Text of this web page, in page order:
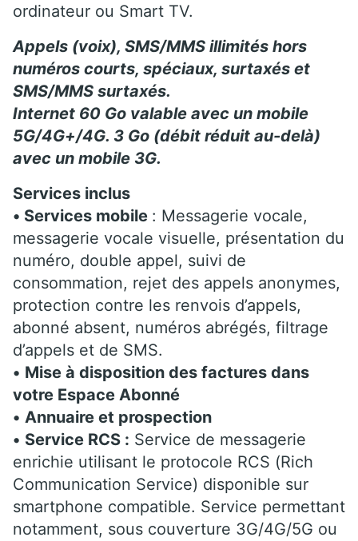
ordinateur ou Smart TV.
Appels (voix), SMS/MMS illimités hors
numéros courts, spéciaux, surtaxés et
SMS/MMS surtaxés.
Internet 60 Go valable avec un mobile
5G/4G+/4G. 3 Go (débit réduit au-delà)
avec un mobile 3G.
Services inclus
• Services mobile : Messagerie vocale,
messagerie vocale visuelle, présentation du
numéro, double appel, suivi de
consommation, rejet des appels anonymes,
protection contre les renvois d’appels,
abonné absent, numéros abrégés, filtrage
d’appels et de SMS.
• Mise à disposition des factures dans
votre Espace Abonné
• Annuaire et prospection
• Service RCS : Service de messagerie
enrichie utilisant le protocole RCS (Rich
Communication Service) disponible sur
smartphone compatible. Service permettant
notamment, sous couverture 3G/4G/5G ou